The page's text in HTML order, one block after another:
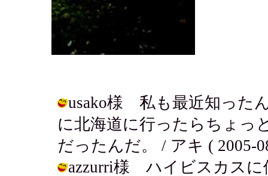
usako様 私も最近知った
に北海道に行ったらちょっ
だったんだ。 / アキ ( 2005-
azzurri様 ハイビスカスに